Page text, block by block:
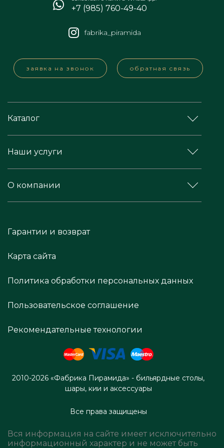
+7 (985) 760-49-40
fabrika_piramida
заявка на звонок обратная связь
Каталог
Наши услуги
О компании
Гарантии и возврат
Карта сайта
Политика обработки персональных данных
Пользовательское соглашение
Рекомендательные технологии
2010-2026 «Фабрика Пирамида» - бильярдные столы,
шары, кии и аксессуары
Все права защищены
Вся информация на сайте имеет исключительно
информационный характер и не может быть